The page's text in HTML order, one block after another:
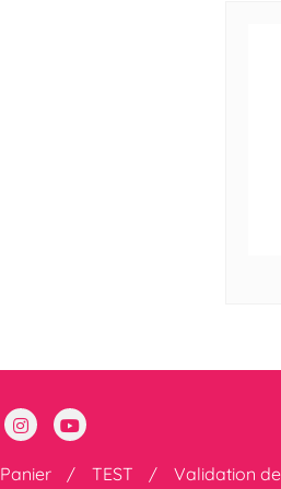
Panier TEST Validation